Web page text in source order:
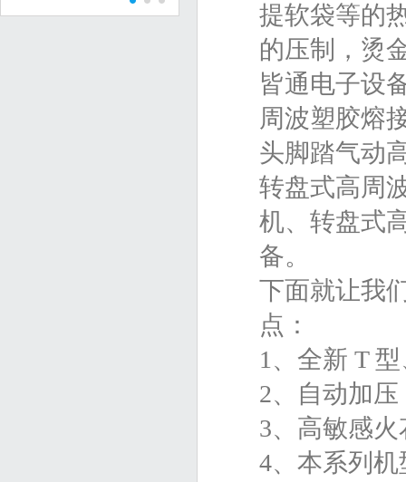
塑料制品的熔
及金属件与塑
工艺。它淘汰
胶粘工艺。...
提软袋等的
的压制，烫
皆通电子设
周波塑胶熔
头脚踏气动
转盘式高周
机、转盘式
备。
下面就让我
点：
1、全新 T
2、自动加
3、高敏感
4、本系列机